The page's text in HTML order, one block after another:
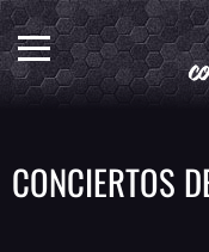
CONCIERTOS